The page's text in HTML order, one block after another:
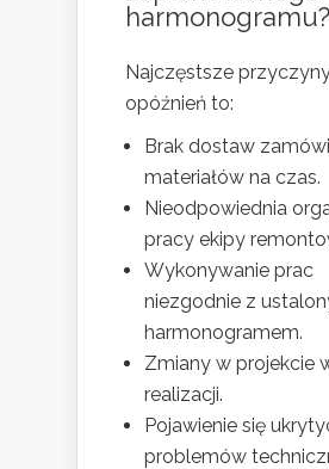
harmonogramu?
Najczęstsze
opóźnień to:
Brak dostaw
materiałów na czas.
Nieodpowiednia
pracy ekipy
Wykonywanie prac
niezgodnie z
harmonogramem.
Zmiany w projekcie
realizacji.
Pojawienie się
problemów